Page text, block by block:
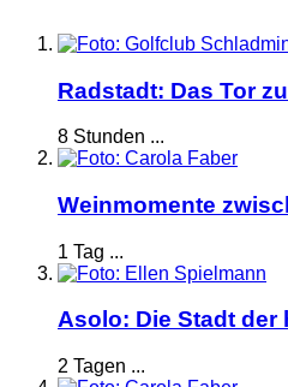
Radstadt: Das Tor
8 Stunden ...
Weinmomente
1 Tag ...
Asolo: Die Stadt der
2 Tagen ...